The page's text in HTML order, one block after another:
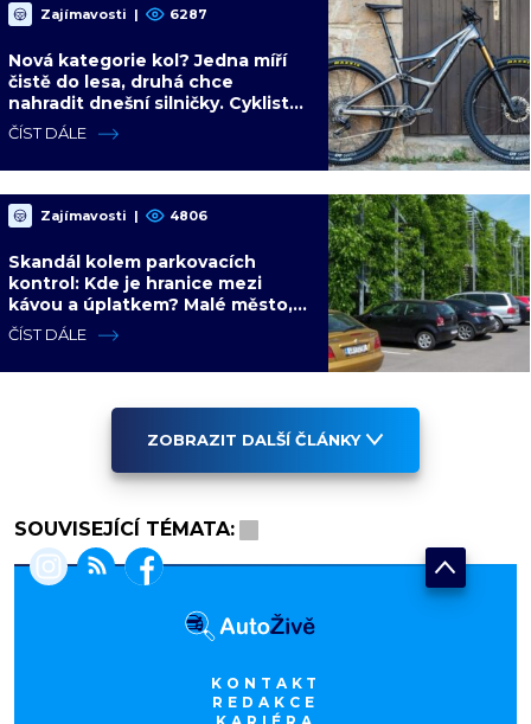
Zajímavosti | 6287
Nová kategorie kol? Jedna míří
čistě do lesa, druhá chce
nahradit dnešní silničky. Cyklisté
mají rozporuplné názory
ČÍST DÁLE
Zajímavosti | 4806
Skandál kolem parkovacích
kontrol: Kde je hranice mezi
kávou a úplatkem? Malé město,
malá výhoda, velký problém
ČÍST DÁLE
ZOBRAZIT DALŠÍ ČLÁNKY
SOUVISEJÍCÍ TÉMATA:
KONTAKT
REDAKCE